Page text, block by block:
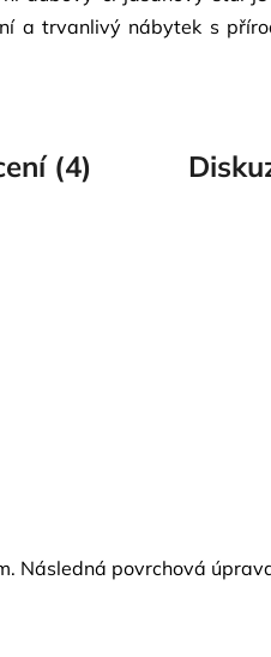
a trvanlivý nábytek s
(4)
Následná povrchová